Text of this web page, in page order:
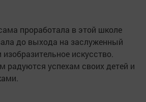
проработала в этой школе
до выхода на заслуженный
искусство.
радуются успехам своих детей и